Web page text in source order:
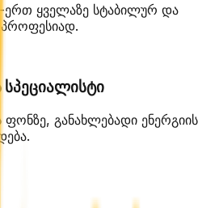
ყველაზე სტაბილურ და
სპეციალისტი
განახლებადი ენერგიის